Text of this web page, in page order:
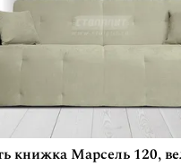
книжка Марсель 120,